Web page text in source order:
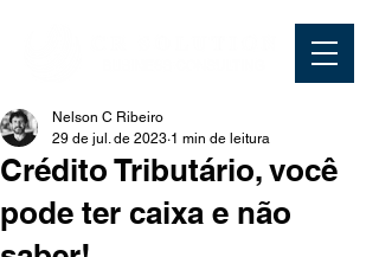
Crédito Tributário, você
pode ter caixa e não
Nelson C Ribeiro
29 de jul. de 2023 1 min de leitura